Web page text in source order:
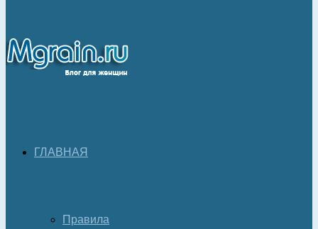
ГЛАВНАЯ
Правила